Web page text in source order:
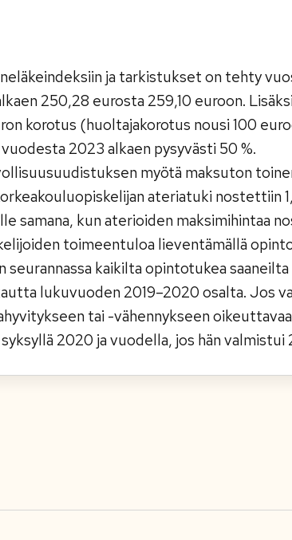
ja tarkistukset on tehty
250,28 eurosta 259,10 euroon.
korotus (huoltajakorotus nousi 100
2023 alkaen pysyvästi 50 %.
myötä maksuton
ateriatuki nostettiin
samana, kun aterioiden maksimihintaa
toimeentuloa lieventämällä
kaikilta opintotukea
lukuvuoden 2019–2020 osalta. Jos
tai -vähennykseen
2020 ja vuodella, jos hän valmistui